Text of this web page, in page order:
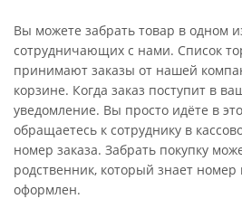
Вы можете забрать товар в одном
сотрудничающих с нами. Список
принимают заказы от нашей
корзине. Когда заказ поступит в
уведомление. Вы просто идёте в
обращаетесь к сотруднику в
номер заказа. Забрать покупку
родственник, который знает номер
оформлен.